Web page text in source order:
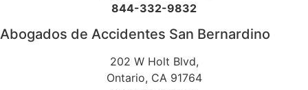
844-332-9832
Abogados de Accidentes San Bernardino
202 W Holt Blvd,
Ontario, CA 91764